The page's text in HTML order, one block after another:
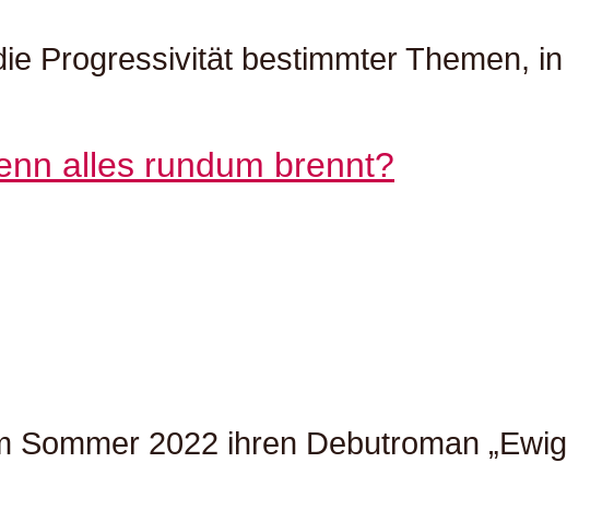
Progressivität bestimmter Themen, in
2022 ihren Debutroman „Ewig